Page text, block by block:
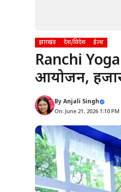
झारखंड देश/विदेश हेल्थ
Ranchi Yoga
आयोजन,
ByAnjali Singh
On: June 21, 2026 1:10 PM